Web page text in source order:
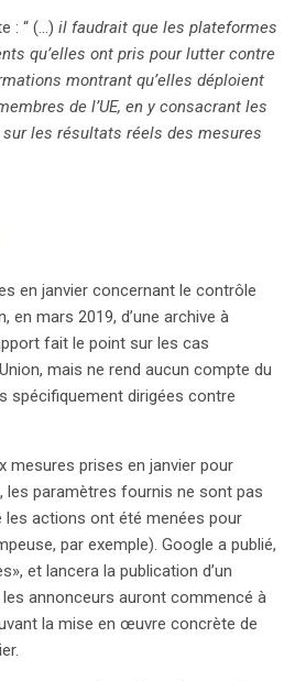
: “ (…) il faudrait que les plateformes
qu’elles ont pris pour lutter contre
montrant qu’elles déploient
de l’UE, en y consacrant les
les résultats réels des mesures
en janvier concernant le contrôle
mars 2019, d’une archive à
fait le point sur les cas
mais ne rend aucun compte du
spécifiquement dirigées contre
mesures prises en janvier pour
les paramètres fournis ne sont pas
les actions ont été menées pour
par exemple). Google a publié,
et lancera la publication d’un
annonceurs auront commencé à
la mise en œuvre concrète de